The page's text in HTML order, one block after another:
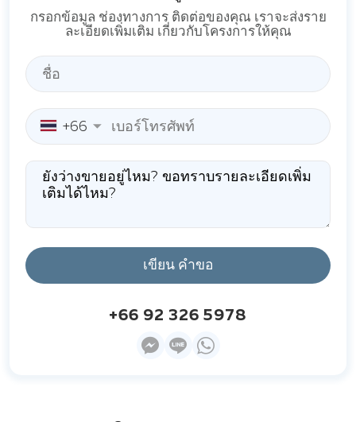
กรอกข้อมูล ช่องทางการ ติดต่อของคุณ เราจะส่งราย
ละเอียดเพิ่มเติม เกี่ยวกับโครงการให้คุณ
+66
เขียน คำขอ
+66 92 326 5978